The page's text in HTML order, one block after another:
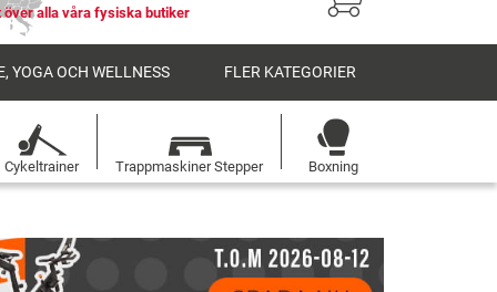
över alla våra fysiska butiker
YOGA OCH WELLNESS FLER KATEGORIER
Cykeltrainer Trappmaskiner Stepper Boxning